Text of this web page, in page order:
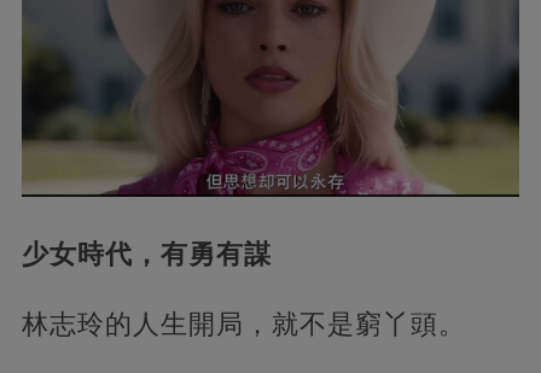
少女時代，有勇有謀
林志玲的人生開局，就不是窮丫頭。